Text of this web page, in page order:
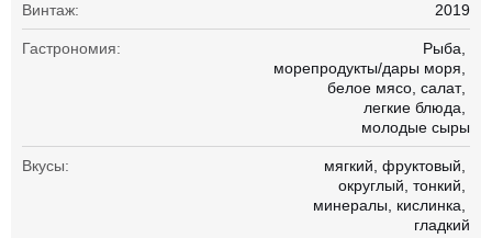
Винтаж: 2019
Гастрономия:
Рыба
морепродукты/дары моря
белое мясо салат
легкие блюда
молодые сыры
Вкусы: мягкий фруктовый
округлый тонкий
минералы
кислинка
гладкий